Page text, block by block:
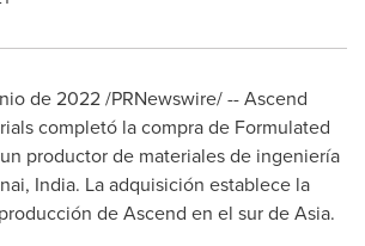
de 2022/PRNewswire/ -- Ascend
completó la compra de Formulated
productor de materiales de ingeniería
India. La adquisición establece la
de Ascend en el sur deAsia.